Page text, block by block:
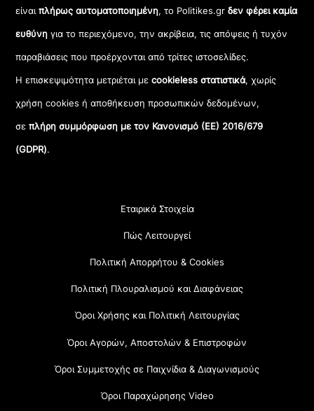
είναιπλήρως αυτοματοποιημένη, το Politikes.grδεν φέρει καμία
ευθύνη για το περιεχόμενο, την ακρίβεια, τις απόψεις ή τυχόν
παραβιάσεις που προέρχονται από τρίτες ιστοσελίδες.
Η επισκεψιμότητα μετριέται μεcookieless στατιστικά, χωρίς
χρήση cookies ή αποθήκευση προσωπικών δεδομένων,
σεπλήρη συμμόρφωση με τον Κανονισμό (ΕΕ) 2016/679
(GDPR).
Εταιρικά Στοιχεία
Πώς Λειτουργεί
Πολιτική Απορρήτου & Cookies
Πολιτική Πλουραλισμού και Διαφάνειας
Όροι Χρήσης και Πολιτική Λειτουργίας
Όροι Αγορών, Αποστολών & Επιστροφών
Όροι Συμμετοχής σε Παιχνίδια & Διαγωνισμούς
Όροι Παραχώρησης Video